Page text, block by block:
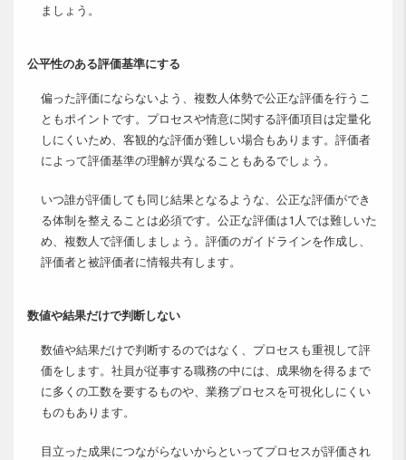
ましょう。
公平性のある評価基準にする
偏った評価にならないよう、複数人体勢で公正な評価を行うこ
ともポイントです。プロセスや情意に関する評価項目は定量化
しにくいため、客観的な評価が難しい場合もあります。評価者
によって評価基準の理解が異なることもあるでしょう。
いつ誰が評価しても同じ結果となるような、公正な評価ができ
る体制を整えることは必須です。公正な評価は1人では難しいた
め、複数人で評価しましょう。評価のガイドラインを作成し、
評価者と被評価者に情報共有します。
数値や結果だけで判断しない
数値や結果だけで判断するのではなく、プロセスも重視して評
価をします。社員が従事する職務の中には、成果物を得るまで
に多くの工数を要するものや、業務プロセスを可視化しにくい
ものもあります。
目立った成果につながらないからといってプロセスが評価され